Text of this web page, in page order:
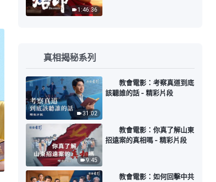
1:46:36
真相揭秘系列
31:02
教會電影：考察真道到底
該聽誰的話 - 精彩片段
9:45
教會電影：你真了解山東
招遠案的真相嗎 - 精彩片段
教會電影：如何回擊中共